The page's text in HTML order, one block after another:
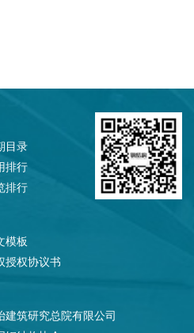
目录
排行
排行
模板
授权协议书
建筑研究总院有限公司